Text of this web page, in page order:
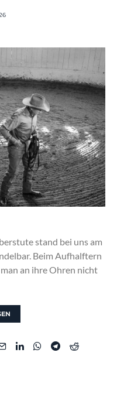
stand bei uns am
Beim Aufhalftern
an ihre Ohren nicht